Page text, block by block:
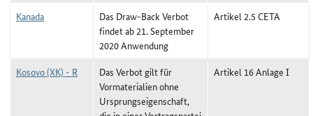
Kanada
Das Draw-Back Verbot
findet ab 21. September
2020 Anwendung
Artikel 2.5 CETA
Kosovo (XK) - R
Das Verbot gilt für
Vormaterialien ohne
Ursprungseigenschaft,
Artikel 16 Anlage I